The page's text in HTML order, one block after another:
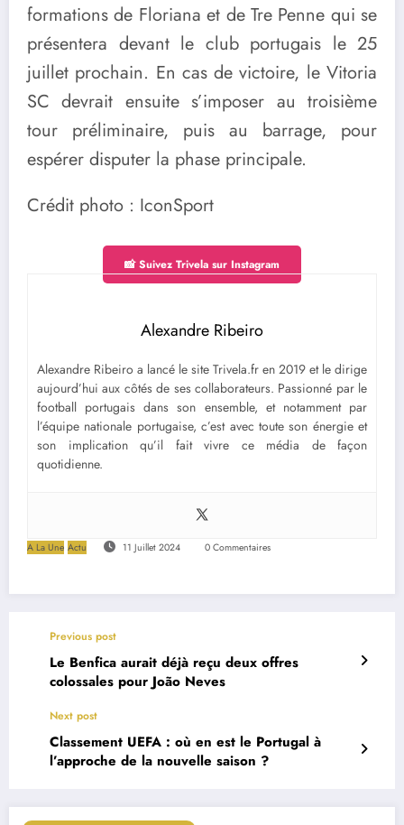
formations de Floriana et de Tre Penne qui se
présentera devant le club portugais le 25
juillet prochain. En cas de victoire, le Vitoria
SC devrait ensuite s’imposer au troisième
tour préliminaire, puis au barrage, pour
espérer disputer la phase principale.
Crédit photo : IconSport
📸 Suivez Trivela sur Instagram
Alexandre Ribeiro
Alexandre Ribeiro a lancé le site Trivela.fr en 2019 et le dirige
aujourd’hui aux côtés de ses collaborateurs. Passionné par le
football portugais dans son ensemble, et notamment par
l’équipe nationale portugaise, c’est avec toute son énergie et
son implication qu’il fait vivre ce média de façon
quotidienne.
A La Une Actu 11 Juillet 2024 0 Commentaires
Previous post
Le Benfica aurait déjà reçu deux offres
colossales pour João Neves
Next post
Classement UEFA : où en est le Portugal à
l’approche de la nouvelle saison ?